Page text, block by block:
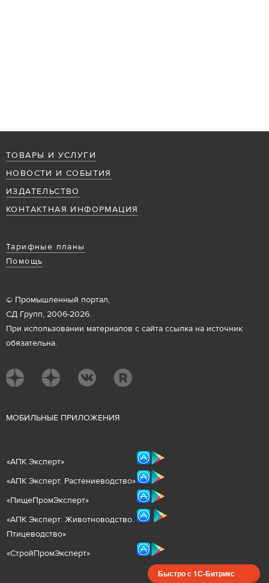
ТОВАРЫ И УСЛУГИ
НОВОСТИ И СОБЫТИЯ
ИЗДАТЕЛЬСТВО
КОНТАКТНАЯ ИНФОРМАЦИЯ
Тарифные планы
Помощь
© Промышленный портал,
СД Групп, 2006-2026.
При использовании материалов с сайта ссылка на источник
обязательна.
МОБИЛЬНЫЕ ПРИЛОЖЕНИЯ
«АПК Эксперт»
«АПК Эксперт. Растениеводство»
«ПищеПромЭксперт»
«АПК Эксперт: Животноводство.
Птицеводство»
«СтройПромЭксперт»
Быстро с 1С-Битрикс